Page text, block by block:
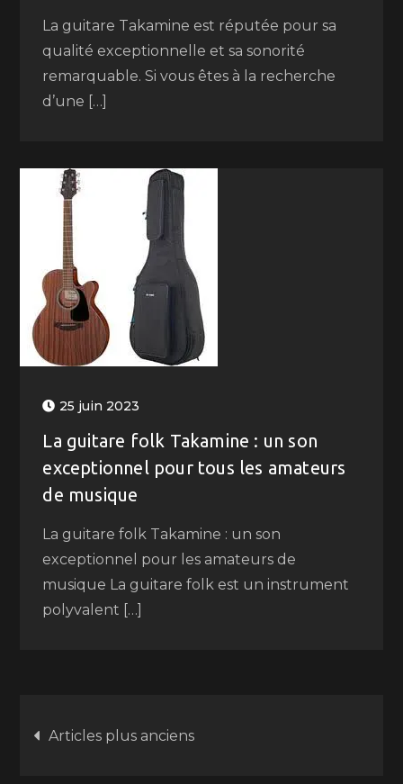
La guitare Takamine est réputée pour sa
qualité exceptionnelle et sa sonorité
remarquable. Si vous êtes à la recherche
d’une […]
25 juin 2023
La guitare folk Takamine : un son
exceptionnel pour tous les amateurs
de musique
La guitare folk Takamine : un son
exceptionnel pour les amateurs de
musique La guitare folk est un instrument
polyvalent […]
Navigation
Articles plus anciens